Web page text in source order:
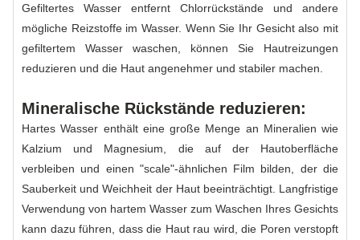
Gefiltertes Wasser entfernt Chlorrückstände und andere
mögliche Reizstoffe im Wasser. Wenn Sie Ihr Gesicht also mit
gefiltertem Wasser waschen, können Sie Hautreizungen
reduzieren und die Haut angenehmer und stabiler machen.
Mineralische Rückstände reduzieren:
Hartes Wasser enthält eine große Menge an Mineralien wie
Kalzium und Magnesium, die auf der Hautoberfläche
verbleiben und einen "scale"-ähnlichen Film bilden, der die
Sauberkeit und Weichheit der Haut beeinträchtigt. Langfristige
Verwendung von hartem Wasser zum Waschen Ihres Gesichts
kann dazu führen, dass die Haut rau wird, die Poren verstopft